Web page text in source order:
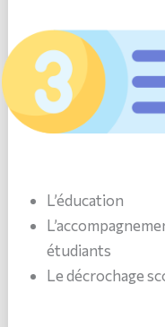
L’éducation
étudiants
Le décrochage